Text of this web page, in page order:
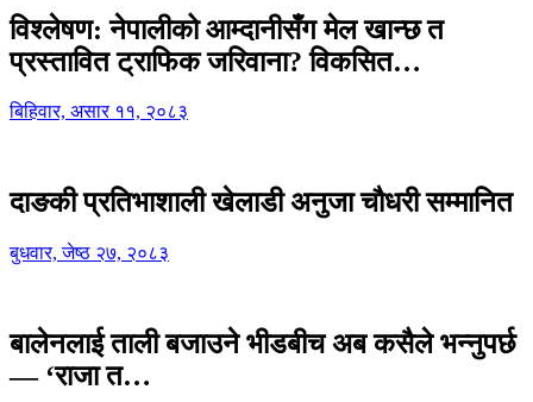
विश्लेषण: नेपालीको आम्दानीसँग मेल खान्छ त
प्रस्तावित ट्राफिक जरिवाना? विकसित…
बिहिवार, असार ११, २०८३
दाङकी प्रतिभाशाली खेलाडी अनुजा चौधरी सम्मानित
बुधवार, जेष्ठ २७, २०८३
बालेनलाई ताली बजाउने भीडबीच अब कसैले भन्नुपर्छ
— ‘राजा त…